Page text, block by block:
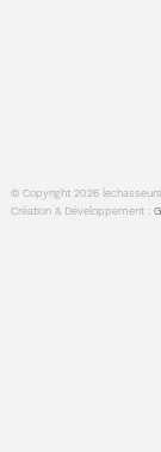
© Copyright 2026
Création & Développement :